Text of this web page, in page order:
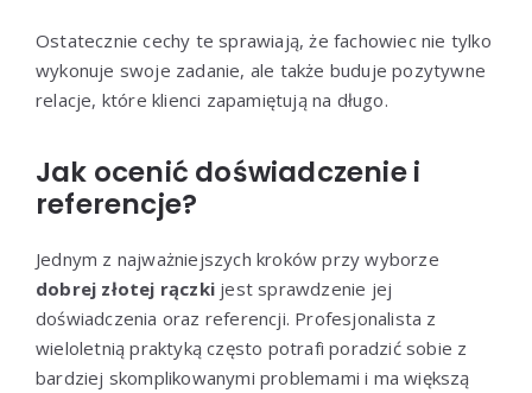
Ostatecznie cechy te sprawiają, że fachowiec nie tylko
wykonuje swoje zadanie, ale także buduje pozytywne
relacje, które klienci zapamiętują na długo.
Jak ocenić doświadczenie i
referencje?
Jednym z najważniejszych kroków przy wyborze
dobrej złotej rączki jest sprawdzenie jej
doświadczenia oraz referencji. Profesjonalista z
wieloletnią praktyką często potrafi poradzić sobie z
bardziej skomplikowanymi problemami i ma większą